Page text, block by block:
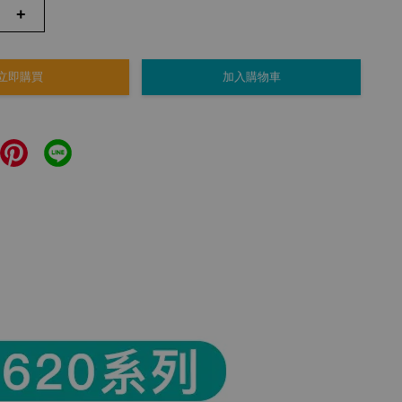
+
即購買 加入購物車